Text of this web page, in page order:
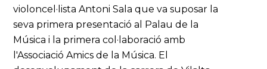
violoncel·lista Antoni Sala que va suposar la
seva primera presentació al Palau de la
Música i la primera col·laboració amb
l'Associació Amics de la Música. El